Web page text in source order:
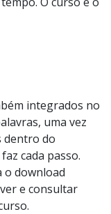
integrados no
uma vez
dentro do
cada passo.
o download
e consultar